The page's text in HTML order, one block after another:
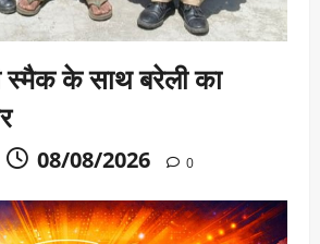
के साथ बरेली का
08/08/2026 0